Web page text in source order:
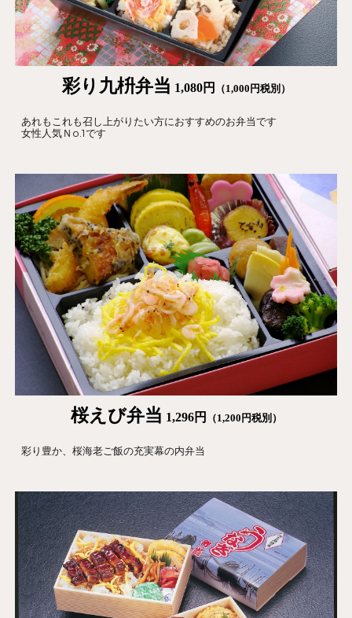
彩り九枡弁当 1,080円 （1,000円税別）
あれもこれも召し上がりたい方におすすめのお弁当です
女性人気Ｎo.1です
桜えび弁当 1,296円 （1,200 円税別）
彩り豊か、桜海老ご飯の充実幕の内弁当